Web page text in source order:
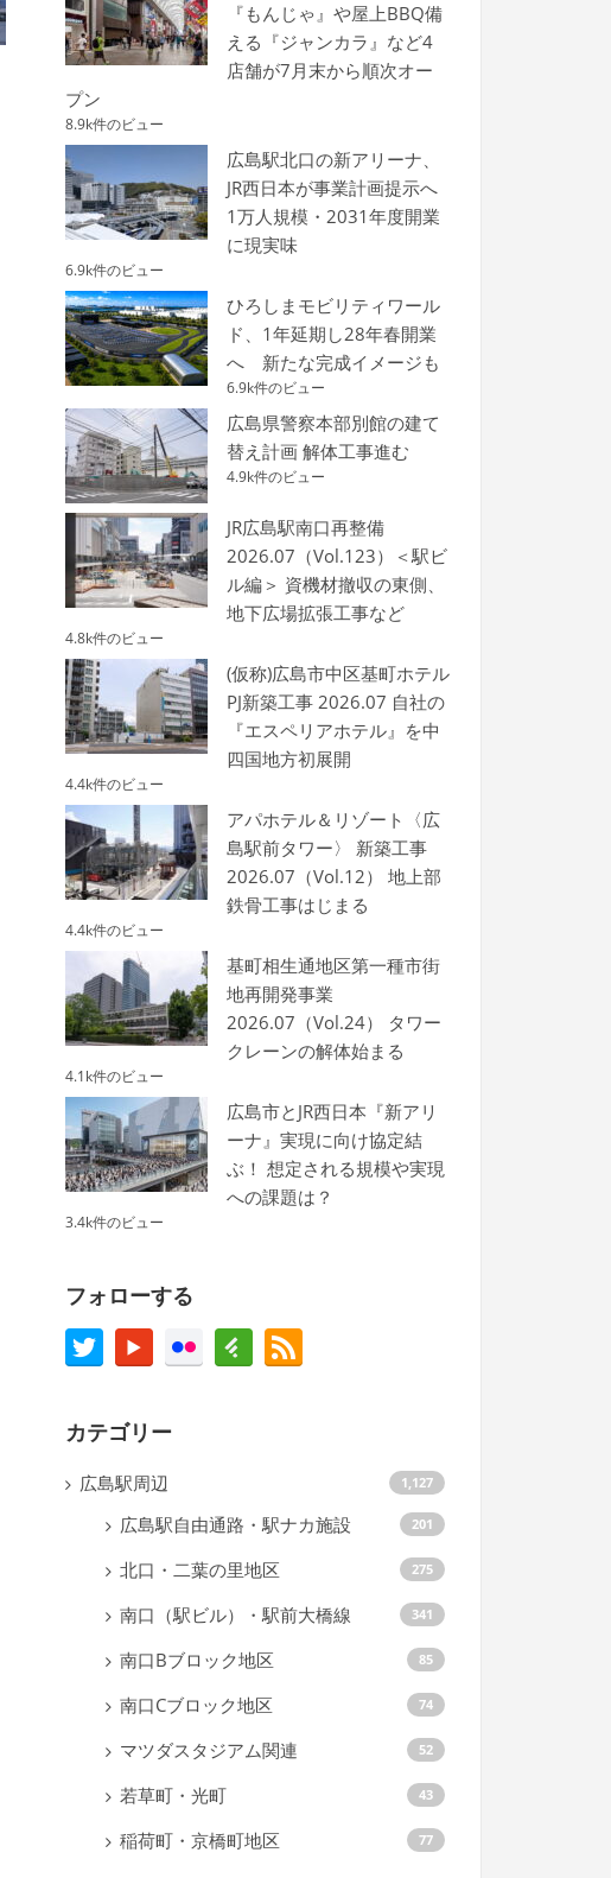
『もんじゃ』や屋上BBQ備
える『ジャンカラ』など4
店舗が7月末から順次オー
プン
8.9k件のビュー
広島駅北口の新アリーナ、
JR西日本が事業計画提示へ
1万人規模・2031年度開業
に現実味
6.9k件のビュー
ひろしまモビリティワール
ド、1年延期し28年春開業
へ 新たな完成イメージも
6.9k件のビュー
広島県警察本部別館の建て
替え計画 解体工事進む
4.9k件のビュー
JR広島駅南口再整備
2026.07（Vol.123）＜駅ビ
ル編＞ 資機材撤収の東側、
地下広場拡張工事など
4.8k件のビュー
(仮称)広島市中区基町ホテル
PJ新築工事 2026.07 自社の
『エスペリアホテル』を中
四国地方初展開
4.4k件のビュー
アパホテル＆リゾート〈広
島駅前タワー〉 新築工事
2026.07（Vol.12） 地上部
鉄骨工事はじまる
4.4k件のビュー
基町相生通地区第一種市街
地再開発事業
2026.07（Vol.24） タワー
クレーンの解体始まる
4.1k件のビュー
広島市とJR西日本『新アリ
ーナ』実現に向け協定結
ぶ！ 想定される規模や実現
への課題は？
3.4k件のビュー
フォローする
カテゴリー
広島駅周辺 1,127
広島駅自由通路・駅ナカ施設 201
北口・二葉の里地区 275
南口（駅ビル）・駅前大橋線 341
南口Bブロック地区 85
南口Cブロック地区 74
マツダスタジアム関連 52
若草町・光町 43
稲荷町・京橋町地区 77